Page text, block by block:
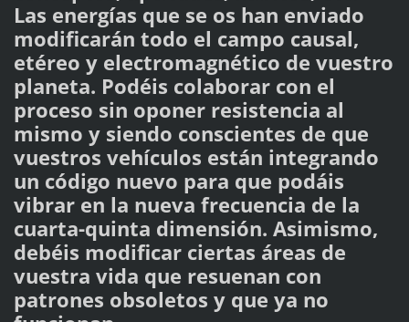
Las energías que se os han enviado
modificarán todo el campo causal,
etéreo y electromagnético de vuestro
planeta. Podéis colaborar con el
proceso sin oponer resistencia al
mismo y siendo conscientes de que
vuestros vehículos están integrando
un código nuevo para que podáis
vibrar en la nueva frecuencia de la
cuarta-quinta dimensión. Asimismo,
debéis modificar ciertas áreas de
vuestra vida que resuenan con
patrones obsoletos y que ya no